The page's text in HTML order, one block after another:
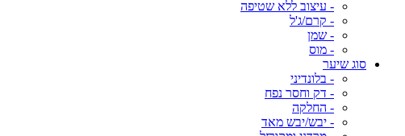
- עיצוב ללא שטיפה
- קרם/ג'ל
- שמן
- מוס
סוג שיער
- בלונדיני
- דק וחסר נפח
- החלקה
- יבש/יבש מאד